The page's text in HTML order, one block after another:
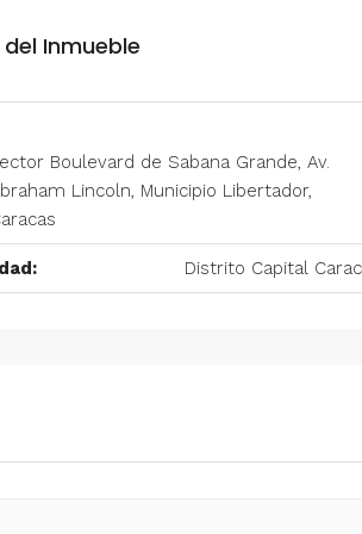
Inmueble
Boulevard de Sabana Grande, Av.
Lincoln, Municipio Libertador,
Distrito Capital
Alquiler en Prados del Este –
y Equipado
Prados del Este, Prados del Este,
Este, Caracas, Parroquia Nuestra